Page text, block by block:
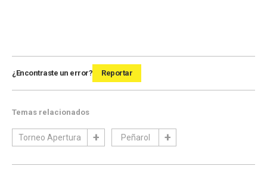
¿Encontraste un error? Reportar
Temas relacionados
Torneo Apertura Peñarol